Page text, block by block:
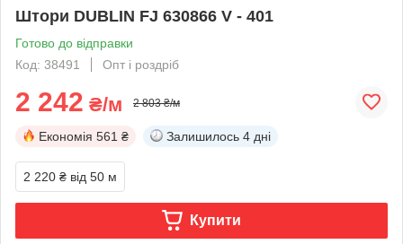
Штори DUBLIN FJ 630866 V - 401
Готово до відправки
Код: 38491
Опт і роздріб
2 242 ₴/м 2 803 ₴/м
Економія 561 ₴ Залишилось 4 дні
2 220 ₴ від 50 м
Купити